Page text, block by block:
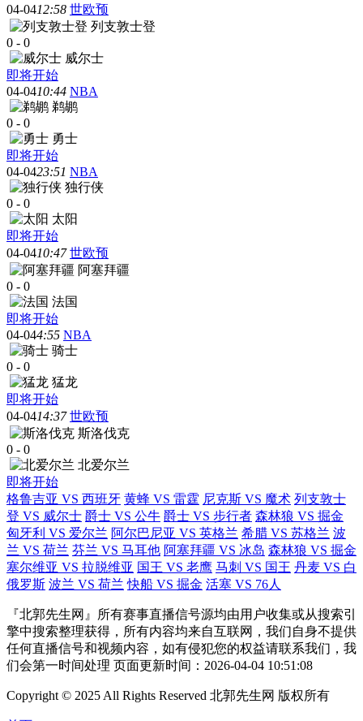
04-0412:58 世欧预
列支敦士登
0 - 0
威尔士
即将开始
04-0410:44 NBA
鹈鹕
0 - 0
勇士
即将开始
04-0423:51 NBA
独行侠
0 - 0
太阳
即将开始
04-0410:47 世欧预
阿塞拜疆
0 - 0
法国
即将开始
04-044:55 NBA
骑士
0 - 0
猛龙
即将开始
04-0414:37 世欧预
斯洛伐克
0 - 0
北爱尔兰
即将开始
格鲁吉亚 VS 西班牙 黄蜂 VS 雷霆 尼克斯 VS 魔术 列支敦士
登 VS 威尔士 爵士 VS 公牛 爵士 VS 步行者 森林狼 VS 掘金
匈牙利 VS 爱尔兰 阿尔巴尼亚 VS 英格兰 希腊 VS 苏格兰 波
兰 VS 荷兰 芬兰 VS 马耳他 阿塞拜疆 VS 冰岛 森林狼 VS 掘金
塞尔维亚 VS 拉脱维亚 国王 VS 老鹰 马刺 VS 国王 丹麦 VS 白
俄罗斯 波兰 VS 荷兰 快船 VS 掘金 活塞 VS 76人
『北郭先生网』所有赛事直播信号源均由用户收集或从搜索引
擎中搜索整理获得，所有内容均来自互联网，我们自身不提供
任何直播信号和视频内容，如有侵犯您的权益请联系我们，我
们会第一时间处理 页面更新时间：2026-04-04 10:51:08
Copyright © 2025 All Rights Reserved 北郭先生网 版权所有